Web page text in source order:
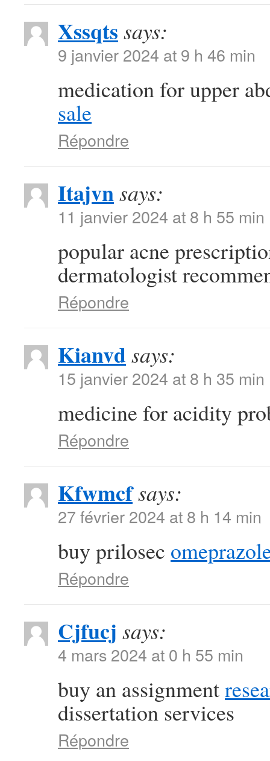
Xssqts says:
9 janvier 2024 at 9 h 46 min
medication for upper
sale
Répondre
Itajvnsays:
11 janvier 2024 at 8 h 55 min
popular acne
dermatologist
Répondre
Kianvdsays:
15 janvier 2024 at 8 h 35 min
medicine for acidity
Répondre
Kfwmcfsays:
27 février 2024 at 8 h 14 min
buy prilosec
Répondre
Cjfucj says:
4 mars 2024 at 0 h 55 min
buy an assignment
dissertation services
Répondre